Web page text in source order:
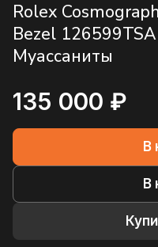
Rolex
Bezel
Муассаниты
135 000 ₽
В
В